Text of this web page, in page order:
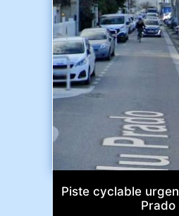
Piste cyclable
Prado